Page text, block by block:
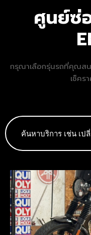
ศูนย์ซ่
กรุณาเลือกรุ่นรถที่คุณส
เช็คร